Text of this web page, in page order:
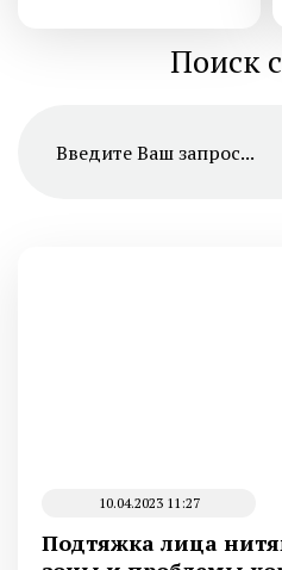
Поиск
10.04.2023 11:27
Подтяжка лица